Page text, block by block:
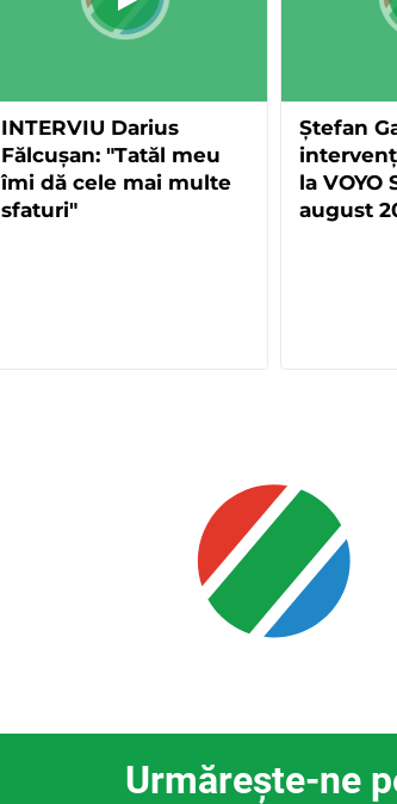
INTERVIU Darius
Fălcușan: "Tatăl meu
îmi dă cele mai multe
sfaturi"
Ștefan
la VOYO
august
Urmăreşte-ne